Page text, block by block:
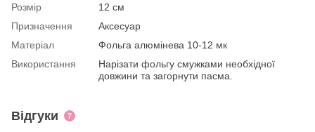
Розмір
12 см
Призначення
Аксесуар
Матеріал
Фольга алюмінева 10-12 мк
Використання
Нарізати фольгу смужками необхідної
довжини та загорнути пасма.
Відгуки 7